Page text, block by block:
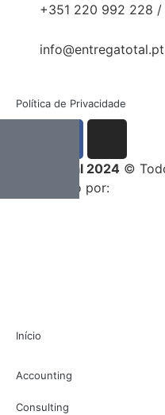
+351 220 992 228 /
info@entregatotal.pt
Política de Privacidade
Entrega Total 2024 ©
Desenvolvido por:
Início
Accounting
Consulting